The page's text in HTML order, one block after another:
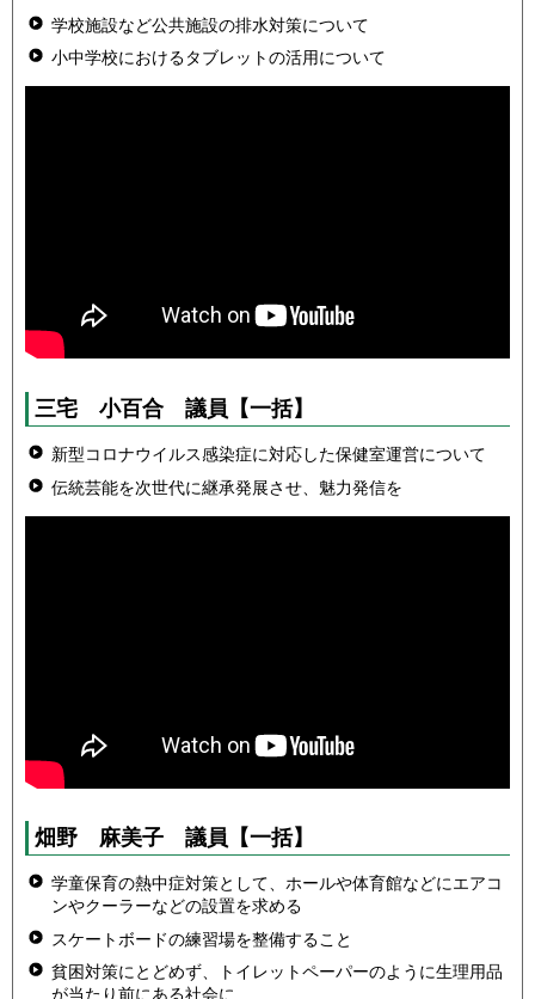
学校施設など公共施設の排水対策について
小中学校におけるタブレットの活用について
三宅 小百合 議員 【一括】
新型コロナウイルス感染症に対応した保健室運営について
伝統芸能を次世代に継承発展させ、魅力発信を
畑野 麻美子 議員 【一括】
学童保育の熱中症対策として、ホールや体育館などにエアコ
ンやクーラーなどの設置を求める
スケートボードの練習場を整備すること
貧困対策にとどめず、トイレットペーパーのように生理用品
が当たり前にある社会に